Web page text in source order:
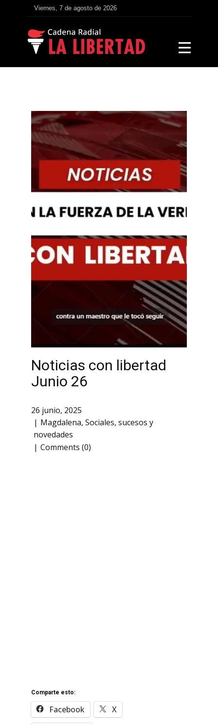
Viernes, 7 de agosto de 2026
Noticias con libertad
Junio 26
26 junio, 2025
Magdalena, Sociales, sucesos y
novedades
Comments (0)
Comparte esto:
Facebook
X